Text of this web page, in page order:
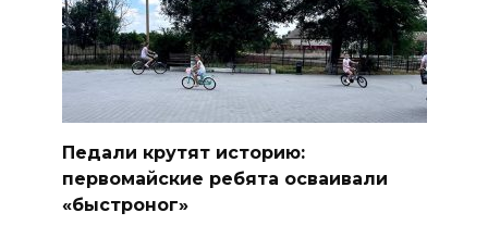
Педали крутят историю:
первомайские ребята осваивали
«быстроног»